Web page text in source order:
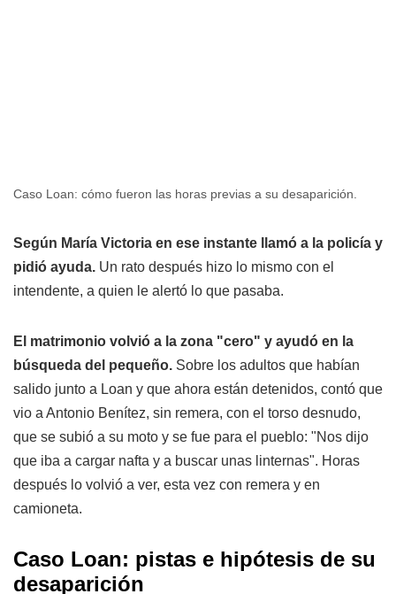
Caso Loan: cómo fueron las horas previas a su desaparición.
Según María Victoria en ese instante llamó a la policía y
pidió ayuda. Un rato después hizo lo mismo con el
intendente, a quien le alertó lo que pasaba.
El matrimonio volvió a la zona "cero" y ayudó en la
búsqueda del pequeño. Sobre los adultos que habían
salido junto a Loan y que ahora están detenidos, contó que
vio a Antonio Benítez, sin remera, con el torso desnudo,
que se subió a su moto y se fue para el pueblo: "Nos dijo
que iba a cargar nafta y a buscar unas linternas". Horas
después lo volvió a ver, esta vez con remera y en
camioneta.
Caso Loan: pistas e hipótesis de su
desaparición